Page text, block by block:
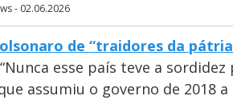
- 02.06.2026
de “traidores da
esse país teve a
assumiu o governo de 2018 a